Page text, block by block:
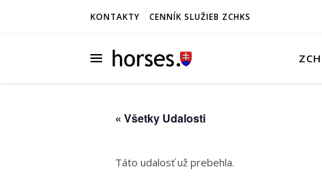
KONTAKTY CENNÍK SLUŽIEB ZCHKS
« Všetky Udalosti
Táto udalosť už prebehla.